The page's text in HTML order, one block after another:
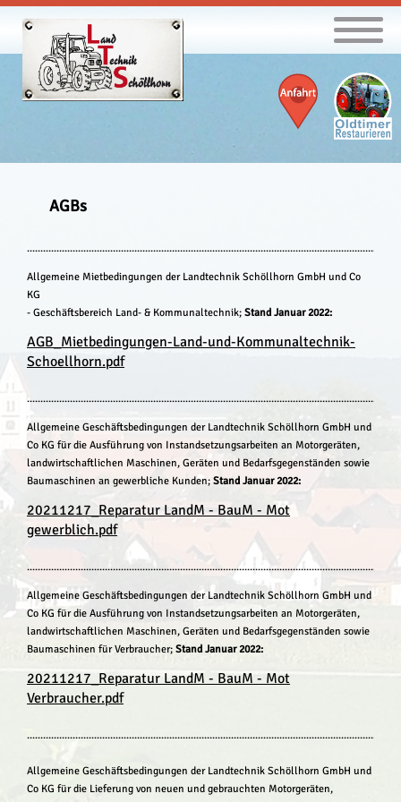
überspringen
AGBs
Allgemeine Mietbedingungen der Landtechnik Schöllhorn GmbH und Co
KG
- Geschäftsbereich Land- & Kommunaltechnik; Stand Januar 2022:
AGB_Mietbedingungen-Land-und-Kommunaltechnik-
Schoellhorn.pdf
Allgemeine Geschäftsbedingungen der Landtechnik Schöllhorn GmbH und
Co KG für die Ausführung von Instandsetzungsarbeiten an Motorgeräten,
landwirtschaftlichen Maschinen, Geräten und Bedarfsgegenständen sowie
Baumaschinen an gewerbliche Kunden; Stand Januar 2022:
20211217_Reparatur LandM - BauM - Mot
gewerblich.pdf
Allgemeine Geschäftsbedingungen der Landtechnik Schöllhorn GmbH und
Co KG für die Ausführung von Instandsetzungsarbeiten an Motorgeräten,
landwirtschaftlichen Maschinen, Geräten und Bedarfsgegenständen sowie
Baumaschinen für Verbraucher; Stand Januar 2022:
20211217_Reparatur LandM - BauM - Mot
Verbraucher.pdf
Allgemeine Geschäftsbedingungen der Landtechnik Schöllhorn GmbH und
Co KG für die Lieferung von neuen und gebrauchten Motorgeräten,